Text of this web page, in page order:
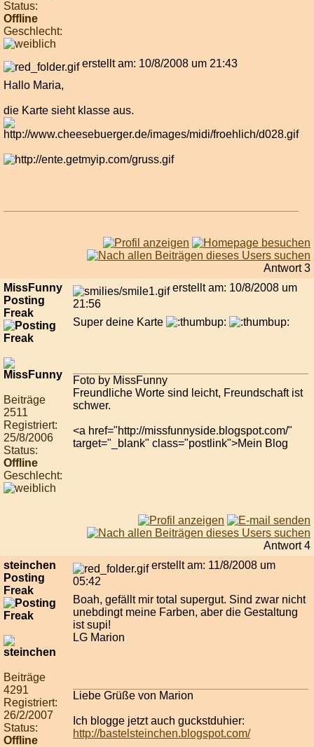
Status:
Offline
Geschlecht:
erstellt am: 10/8/2008 um 21:43
Hallo Maria,
die Karte sieht klasse aus.
Antwort 3
MissFunny
Posting
Freak
Beiträge
2511
Registriert:
25/8/2006
Status:
Offline
Geschlecht:
erstellt am: 10/8/2008 um
21:56
Super deine Karte
Foto by MissFunny
Freundliche Worte sind leicht, Freundschaft ist
schwer.
<a href="http://missfunnyside.blogspot.com/"
target="_blank" class="postlink">Mein Blog
Antwort 4
steinchen
Posting
Freak
Beiträge
4291
Registriert:
26/2/2007
Status:
Offline
erstellt am: 11/8/2008 um
05:42
Boah, gefällt mir total supergut. Sind zwar nicht
unebdingt meine Farben, aber die Gestaltung
ist supi!
LG Marion
Liebe Grüße von Marion
Ich blogge jetzt auch guckstduhier:
http://bastelsteinchen.blogspot.com/